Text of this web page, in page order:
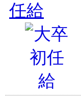
任給